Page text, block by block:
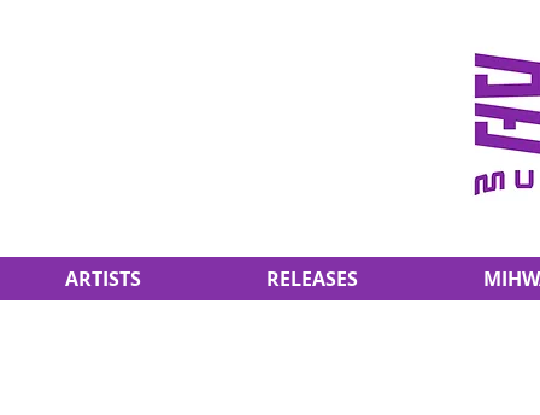
ARTISTS RELEASES